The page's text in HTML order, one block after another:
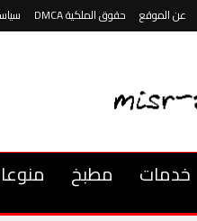
عن الموقع حقوق الملكية DMCA
خدمات مطبخ